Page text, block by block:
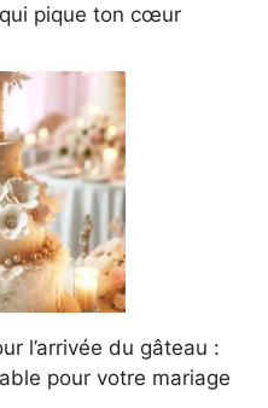
qui pique ton cœur
l’arrivée du gâteau :
pour votre mariage